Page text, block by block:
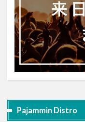
Pajammin Distro